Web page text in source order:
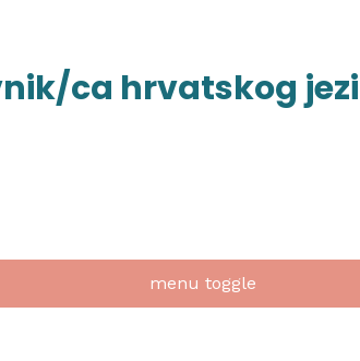
menu toggle
ca hrvatskog